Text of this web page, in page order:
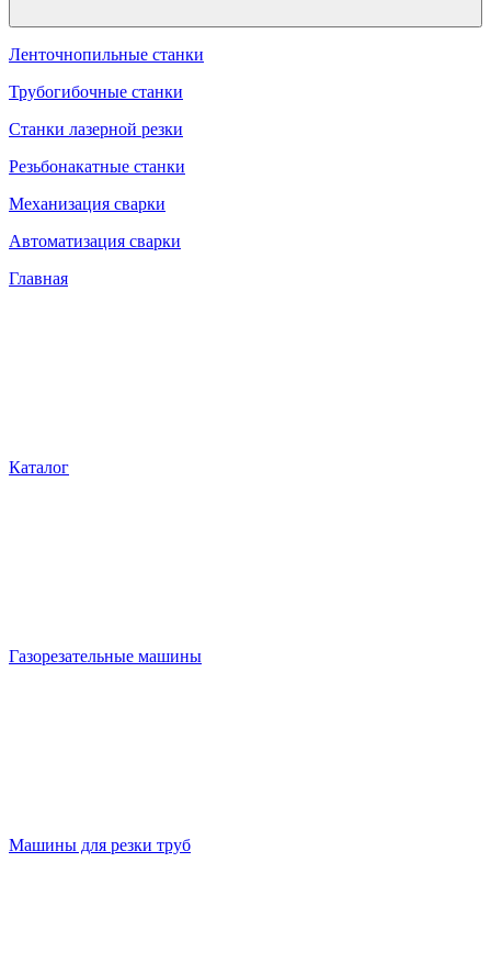
Ленточнопильные станки
Трубогибочные станки
Станки лазерной резки
Резьбонакатные станки
Механизация сварки
Автоматизация сварки
Главная
Каталог
Газорезательные машины
Машины для резки труб